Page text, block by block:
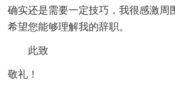
确实还是需要一定技巧，我很感激周
希望您能够理解我的辞职。
此致
敬礼！